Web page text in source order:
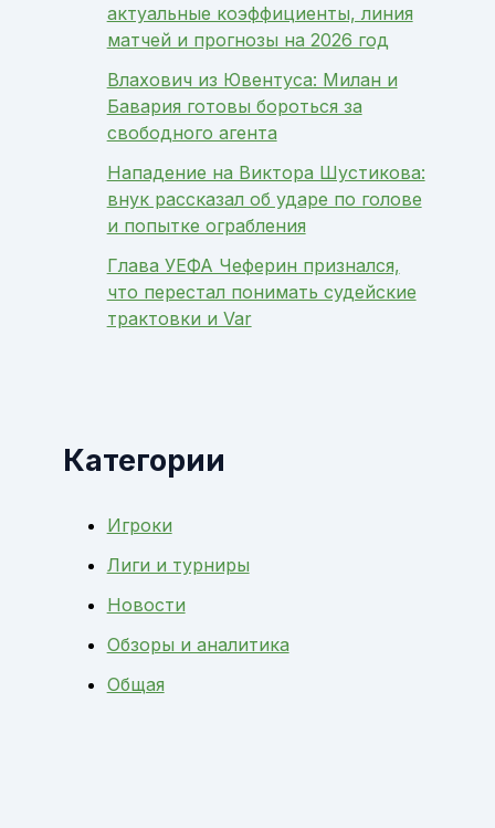
актуальные коэффициенты, линия
матчей и прогнозы на 2026 год
Влахович из Ювентуса: Милан и
Бавария готовы бороться за
свободного агента
Нападение на Виктора Шустикова:
внук рассказал об ударе по голове
и попытке ограбления
Глава УЕФА Чеферин признался,
что перестал понимать судейские
трактовки и Var
Категории
Игроки
Лиги и турниры
Новости
Обзоры и аналитика
Общая